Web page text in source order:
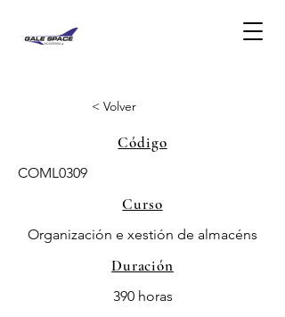
< Volver
Código
COML0309
Curso
Organización e xestión de almacéns
Duración
390 horas